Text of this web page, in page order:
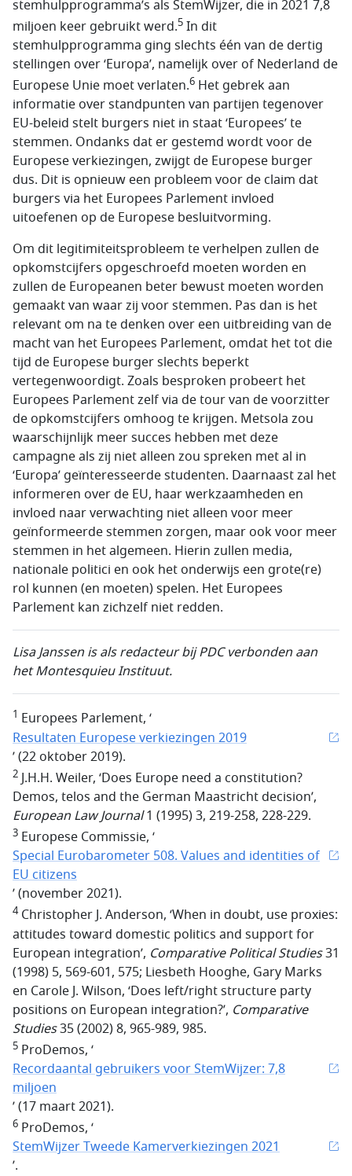
stemhulpprogramma’s als StemWijzer, die in 2021 7,8
miljoen keer gebruikt werd.5 In dit
stemhulpprogramma ging slechts één van de dertig
stellingen over ‘Europa’, namelijk over of Nederland de
Europese Unie moet verlaten.6 Het gebrek aan
informatie over standpunten van partijen tegenover
EU-beleid stelt burgers niet in staat ‘Europees’ te
stemmen. Ondanks dat er gestemd wordt voor de
Europese verkiezingen, zwijgt de Europese burger
dus. Dit is opnieuw een probleem voor de claim dat
burgers via het Europees Parlement invloed
uitoefenen op de Europese besluitvorming.
Om dit legitimiteitsprobleem te verhelpen zullen de
opkomstcijfers opgeschroefd moeten worden en
zullen de Europeanen beter bewust moeten worden
gemaakt van waar zij voor stemmen. Pas dan is het
relevant om na te denken over een uitbreiding van de
macht van het Europees Parlement, omdat het tot die
tijd de Europese burger slechts beperkt
vertegenwoordigt. Zoals besproken probeert het
Europees Parlement zelf via de tour van de voorzitter
de opkomstcijfers omhoog te krijgen. Metsola zou
waarschijnlijk meer succes hebben met deze
campagne als zij niet alleen zou spreken met al in
‘Europa’ geïnteresseerde studenten. Daarnaast zal het
informeren over de EU, haar werkzaamheden en
invloed naar verwachting niet alleen voor meer
geïnformeerde stemmen zorgen, maar ook voor meer
stemmen in het algemeen. Hierin zullen media,
nationale politici en ook het onderwijs een grote(re)
rol kunnen (en moeten) spelen. Het Europees
Parlement kan zichzelf niet redden.
Lisa Janssen is als redacteur bij PDC verbonden aan
het Montesquieu Instituut.
1 Europees Parlement, ‘
Resultaten Europese verkiezingen 2019
’ (22 oktober 2019).
2 J.H.H. Weiler, ‘Does Europe need a constitution?
Demos, telos and the German Maastricht decision’,
European Law Journal1 (1995) 3, 219-258, 228-229.
3 Europese Commissie, ‘
Special Eurobarometer 508. Values and identities of
EU citizens
’ (november 2021).
4Christopher J. Anderson, ‘When in doubt, use proxies:
attitudes toward domestic politics and support for
European integration’, Comparative Political Studies31
(1998) 5, 569-601, 575; Liesbeth Hooghe, Gary Marks
en Carole J. Wilson, ‘Does left/right structure party
positions on European integration?’, Comparative
Studies35 (2002) 8, 965-989, 985.
5 ProDemos, ‘
Recordaantal gebruikers voor StemWijzer: 7,8
miljoen
’ (17 maart 2021).
6 ProDemos, ‘
StemWijzer Tweede Kamerverkiezingen 2021
’.